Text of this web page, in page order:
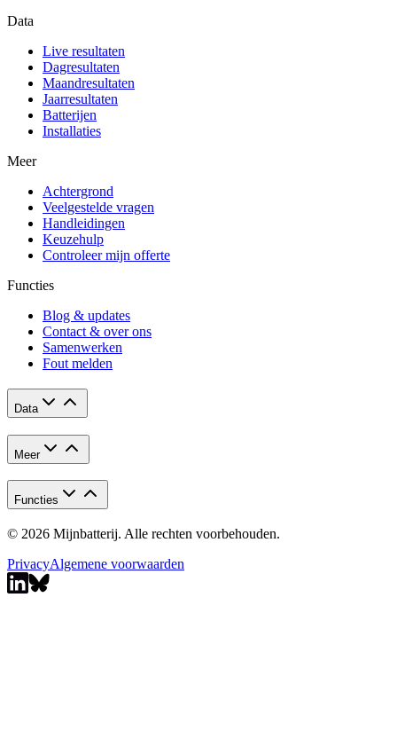
Data
Live resultaten
Dagresultaten
Maandresultaten
Jaarresultaten
Batterijen
Installaties
Meer
Achtergrond
Veelgestelde vragen
Handleidingen
Keuzehulp
Controleer mijn offerte
Functies
Blog & updates
Contact & over ons
Samenwerken
Fout melden
Data
Meer
Functies
© 2026 Mijnbatterij. Alle rechten voorbehouden.
PrivacyAlgemene voorwaarden